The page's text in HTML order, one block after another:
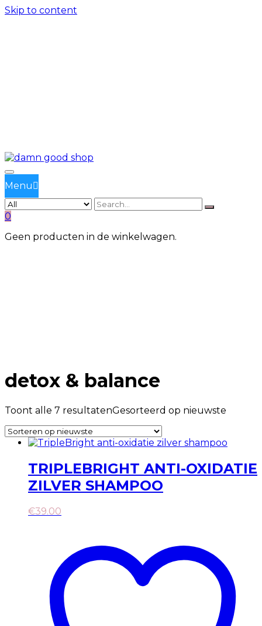
Skip to content
Menu
0
Geen producten in de winkelwagen.
detox & balance
Toont alle 7 resultatenGesorteerd op nieuwste
TRIPLEBRIGHT ANTI-OXIDATIE
ZILVER SHAMPOO
€39.00